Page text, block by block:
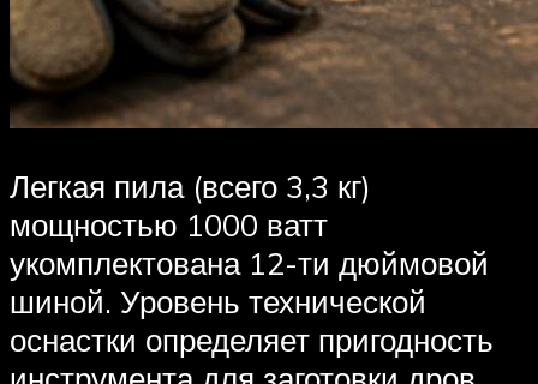
Легкая пила (всего 3,3 кг)
мощностью 1000 ватт
укомплектована 12-ти дюймовой
шиной. Уровень технической
оснастки определяет пригодность